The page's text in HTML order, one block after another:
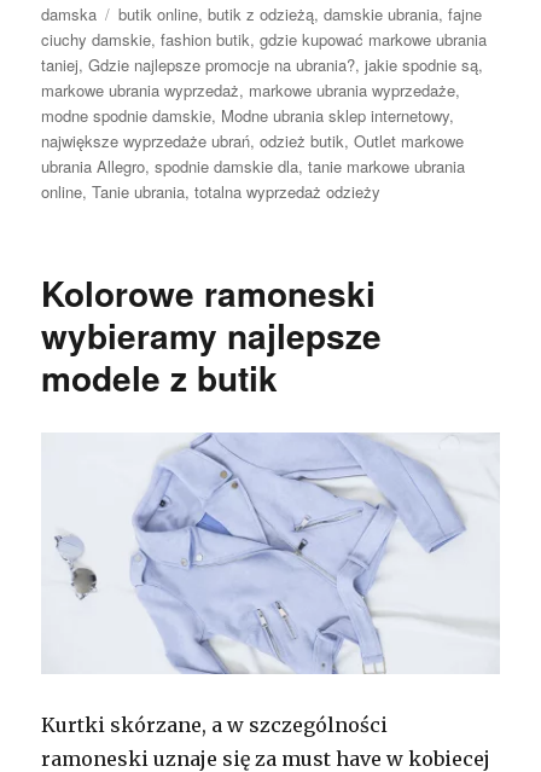
damska
Tagi
butik online,butik z odzieżą,damskie ubrania,fajne
ciuchy damskie,fashion butik,gdzie kupować markowe ubrania
taniej,Gdzie najlepsze promocje na ubrania?,jakie spodnie są,
markowe ubrania wyprzedaż, markowe ubrania wyprzedaże,
modne spodnie damskie, Modne ubrania sklep internetowy,
największe wyprzedaże ubrań,odzież butik,Outlet markowe
ubrania Allegro,spodnie damskie dla,tanie markowe ubrania
online,Tanie ubrania,totalna wyprzedaż odzieży
Kolorowe ramoneski
wybieramy najlepsze
modele z butik
Kurtki skórzane, a w szczególności
ramoneski uznaje się za must have w kobiecej